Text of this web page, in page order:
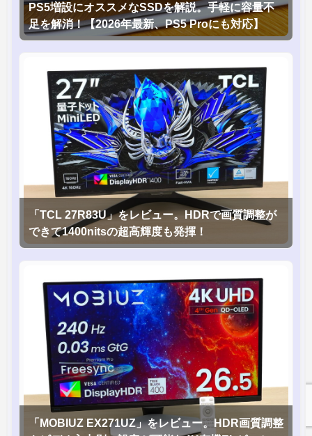
PS5増設にオススメなSSDを解説。手軽に容量不
足を解消！【2026年最新、PS5 Proにも対応】
「TCL 27R83U」をレビュー。HDRで画質調整が
できて1400nitsの超高輝度も発揮！
「MOBIUZ EX271UZ」をレビュー。HDR画質調整